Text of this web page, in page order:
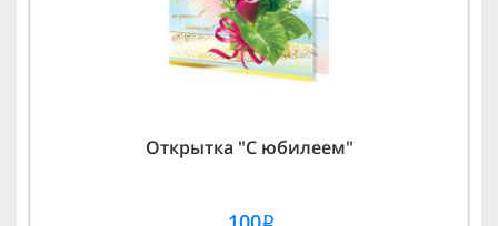
Открытка "С юбилеем"
i